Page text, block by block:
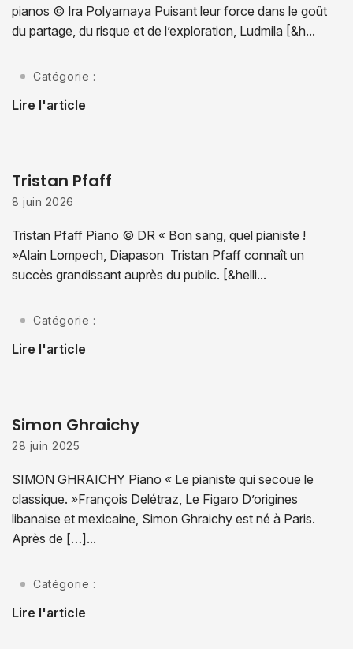
pianos © Ira Polyarnaya Puisant leur force dans le goût
du partage, du risque et de l’exploration, Ludmila [&h...
Catégorie :
Lire l'article
Tristan Pfaff
8 juin 2026
Tristan Pfaff Piano © DR « Bon sang, quel pianiste !
»Alain Lompech, Diapason ​ Tristan Pfaff connaît un
succès grandissant auprès du public. [&helli...
Catégorie :
Lire l'article
Simon Ghraichy
28 juin 2025
SIMON GHRAICHY Piano « Le pianiste qui secoue le
classique. »François Delétraz, Le Figaro D’origines
libanaise et mexicaine, Simon Ghraichy est né à Paris.
Après de […]...
Catégorie :
Lire l'article